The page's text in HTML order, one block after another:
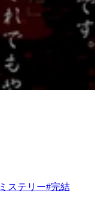
ミステリー#完結